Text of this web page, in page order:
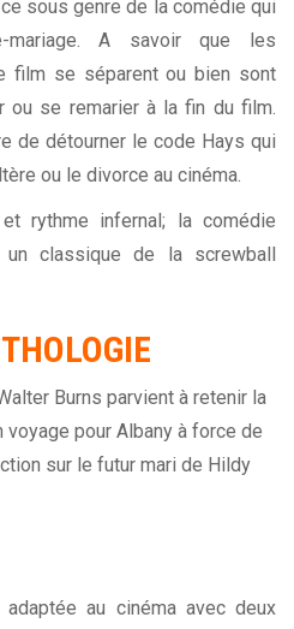
sous genre de la comédie qui
A savoir que les
film se séparent ou bien sont
ou se remarier à la fin du film.
de détourner le code Hays qui
ou le divorce au cinéma.
rythme infernal; la comédie
classique de la screwball
Burns parvient à retenir la
pour Albany à force de
sur le futur mari de Hildy
au cinéma avec deux